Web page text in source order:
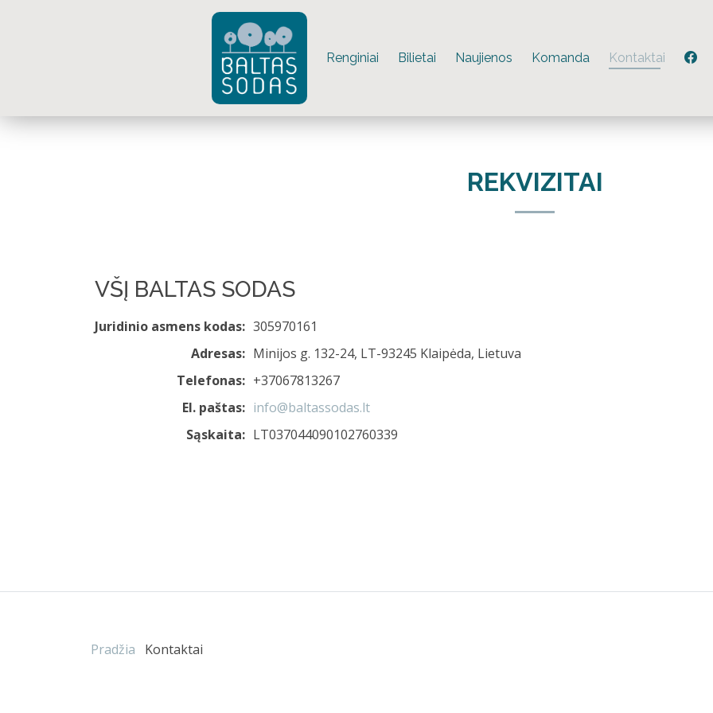
Renginiai Bilietai Naujienos Komanda Kontaktai
REKVIZITAI
VŠĮ BALTAS SODAS
Juridinio asmens kodas: 305970161
Adresas: Minijos g. 132-24, LT-93245 Klaipėda, Lietuva
Telefonas: +37067813267
El. paštas: info@baltassodas.lt
Sąskaita: LT037044090102760339
Pradžia Kontaktai